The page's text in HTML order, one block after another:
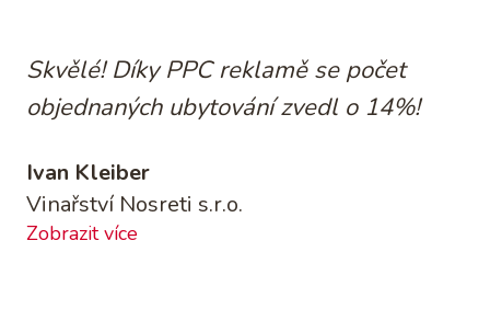
Skvělé! Díky PPC reklamě se počet
objednaných ubytování zvedl o 14%!
Ivan Kleiber
Vinařství Nosreti s.r.o.
Zobrazit více